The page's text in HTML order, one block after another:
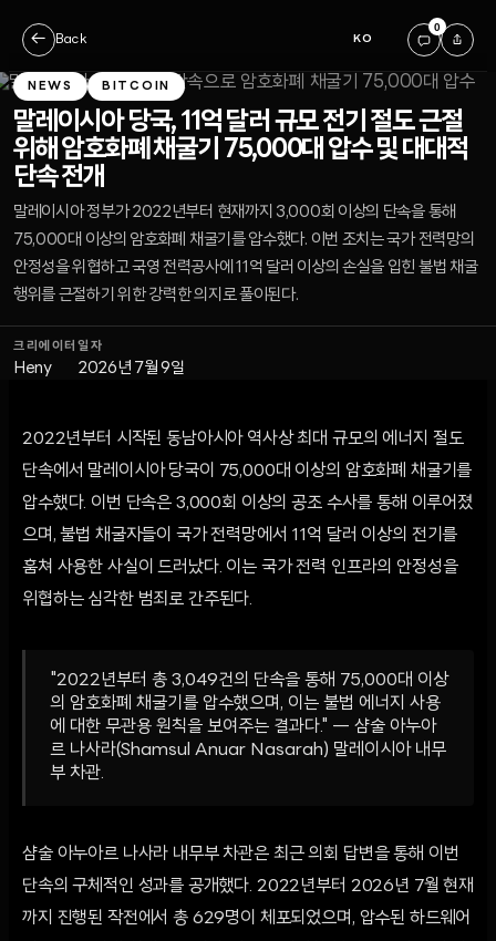
← Back KO
0
NEWS BITCOIN
말레이시아 당국, 11억 달러 규모 전기 절도 근절
위해 암호화폐 채굴기 75,000대 압수 및 대대적
단속 전개
말레이시아 정부가 2022년부터 현재까지 3,000회 이상의 단속을 통해
75,000대 이상의 암호화폐 채굴기를 압수했다. 이번 조치는 국가 전력망의
안정성을 위협하고 국영 전력공사에 11억 달러 이상의 손실을 입힌 불법 채굴
행위를 근절하기 위한 강력한 의지로 풀이된다.
크리에이터
Heny
일자
2026년 7월 9일
2022년부터 시작된 동남아시아 역사상 최대 규모의 에너지 절도
단속에서 말레이시아 당국이 75,000대 이상의 암호화폐 채굴기를
압수했다. 이번 단속은 3,000회 이상의 공조 수사를 통해 이루어졌
으며, 불법 채굴자들이 국가 전력망에서 11억 달러 이상의 전기를
훔쳐 사용한 사실이 드러났다. 이는 국가 전력 인프라의 안정성을
위협하는 심각한 범죄로 간주된다.
"2022년부터 총 3,049건의 단속을 통해 75,000대 이상
의 암호화폐 채굴기를 압수했으며, 이는 불법 에너지 사용
에 대한 무관용 원칙을 보여주는 결과다." — 샴술 아누아
르 나사라(Shamsul Anuar Nasarah) 말레이시아 내무
부 차관.
샴술 아누아르 나사라 내무부 차관은 최근 의회 답변을 통해 이번
단속의 구체적인 성과를 공개했다. 2022년부터 2026년 7월 현재
까지 진행된 작전에서 총 629명이 체포되었으며, 압수된 하드웨어